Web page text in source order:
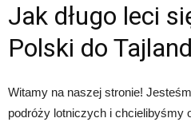
Jak długo leci
Polski do
Witamy na naszej stronie!
podróży lotniczych i chcielibyśmy